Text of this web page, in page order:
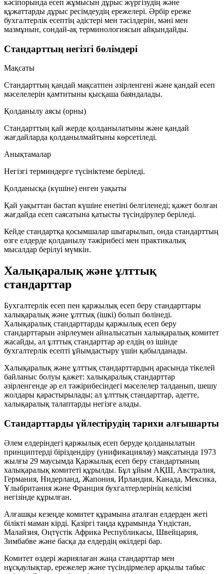
кәсіпорында есеп жұмысын дұрыс жүргізудің және
құжаттарды дұрыс ресімдеудің ережелері. Әрбір ереже
бухгалтерлік есептің әдістері мен тәсілдерін, мәні мен
мазмұнын, сондай-ақ терминологиясын айқындайды.
Стандарттың негізгі бөлімдері
Мақсаты
Стандарттың қандай мақсатпен әзірленгені және қандай есеп
мәселелерін қамтитыны қысқаша баяндалады.
Қолданылу аясы (орны)
Стандарттың қай жерде қолданылатыны және қандай
жағдайларда қолданылмайтыны көрсетіледі.
Анықтамалар
Негізгі терминдерге түсініктеме беріледі.
Қолданысқа (күшіне) енген уақыты
Қай уақыттан бастап күшіне енетіні белгіленеді; қажет болған
жағдайда есеп саясатына қатысты түсіндірулер беріледі.
Кейде стандартқа қосымшалар шығарылып, онда стандарттың
өзге елдерде қолданылу тәжірибесі мен практикалық
мысалдар берілуі мүмкін.
Халықаралық және ұлттық
стандарттар
Бухгалтерлік есеп пен қаржылық есеп беру стандарттары
халықаралық және ұлттық (ішкі) болып бөлінеді.
Халықаралық стандарттарды қаржылық есеп беру
стандарттарын әзірлеумен айналысатын халықаралық комитет
жасайды, ал ұлттық стандарттар әр елдің өз ішінде
бухгалтерлік есепті ұйымдастыру үшін қабылданады.
Халықаралық және ұлттық стандарттардың арасында тікелей
байланыс болуы қажет: халықаралық стандарттар
әзірленгенде әр ел тәжірибесіндегі мәселелер талданып, шешу
жолдары қарастырылады; ал ұлттық стандарттар, әдетте,
халықаралық талаптарды негізге алады.
Стандарттарды үйлестірудің тарихи алғышарты
Әлем елдеріндегі қаржылық есеп беруде қолданылатын
принциптерді біріздендіру (унификациялау) мақсатында 1973
жылғы 29 маусымда Қаржылық есеп беру стандартының
халықаралық комитеті құрылды. Бұл ұйым АҚШ, Австралия,
Германия, Нидерланд, Жапония, Ирландия, Канада, Мексика,
Ұлыбритания және Франция бухгалтерлерінің келісімі
негізінде құрылған.
Алғашқы кезеңде комитет құрамына аталған елдерден жеті
білікті маман кірді. Қазіргі таңда құрамында Үндістан,
Малайзия, Оңтүстік Африка Республикасы, Швейцария,
Зимбабве және басқа да елдердің өкілдері бар.
Комитет өздері жариялаған жаңа стандарттар мен
нұсқаулықтар, ережелер және түсіндірмелер арқылы табыс